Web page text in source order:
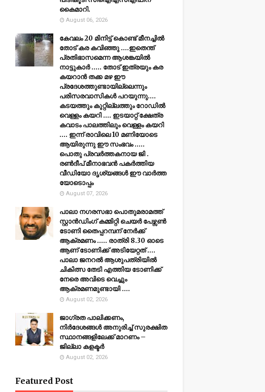
കൈമാറി.
August 06, 2026
കേവലം 20 മിനിട്ട് കൊണ്ട് മീനച്ചിൽ
തോട് കര കവിഞ്ഞു ....ഇതെന്ത്
പ്രതിഭാസമെന്ന ആശങ്കയിൽ
നാട്ടുകാർ ..... തോട് ഇത്രയും കര
കയറാൻ തക്ക മഴ ഈ
പ്രദേശത്തുണ്ടായില്ലെന്നും
പരിസരവാസികൾ പറയുന്നു....
കടയത്തും കുറ്റില്ലത്തും റോഡിൽ
വെള്ളം കയറി .... ഇടയാറ്റ് ക്ഷേത്ര
കവാടം പാലത്തിലും വെള്ളം കയറി
.... ഇന്ന് രാവിലെ 10 മണിയോടെ
ആയിരുന്നു ഈ സംഭവം .....
പൊതു പ്രവർത്തകനായ ജി .
രൺദീപ് മീനാഭവൻ പകർത്തിയ
വീഡിയോ ദൃശ്യങ്ങൾ ഈ വാർത്ത
യോടൊപ്പം
August 07, 2026
പാലാ നഗരസഭാ പൊതുമരാമത്ത്
സ്റ്റാൻഡിംഗ് കമ്മിറ്റി ചെയർ പേഴ്സൺ
ടോണി തൈപ്പറമ്പന് നേർക്ക്
ആക്രമണം ..... രാത്രി 8.30 ഓടെ
ആണ് ടോണിക്ക് അടിയേറ്റത് ....
പാലാ ജനറൽ ആശുപത്രിയിൽ
ചികിത്സ തേടി എത്തിയ ടോണിക്ക്
നേരെ അവിടെ വെച്ചും
ആക്രമണമുണ്ടായി ....
August 02, 2026
ജാഗ്രത പാലിക്കണം,
നിര്‍ദേശങ്ങള്‍ അനുരിച്ച് സുരക്ഷിത
സ്ഥാനങ്ങളിലേക്ക് മാറണം –
ജില്ലാ കളക്ടർ
August 02, 2026
Featured Post